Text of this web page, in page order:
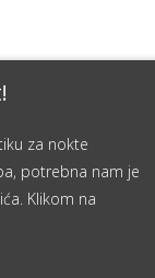
za nokte
potrebna nam je
Klikom na